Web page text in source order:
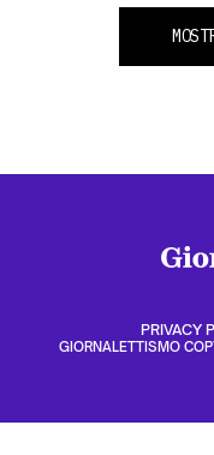
PRIVACY
GIORNALETTISMO